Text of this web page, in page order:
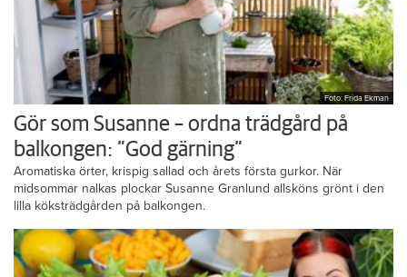
Foto: Frida Ekman
Gör som Susanne – ordna trädgård på
balkongen: ”God gärning”
Aromatiska örter, krispig sallad och årets första gurkor. När
midsommar nalkas plockar Susanne Granlund allsköns grönt i den
lilla köksträdgården på balkongen.